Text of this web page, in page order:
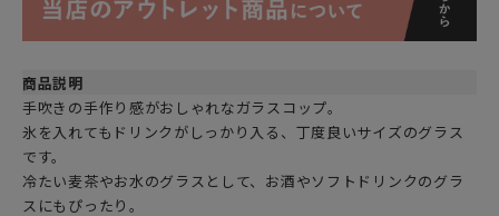
商品説明
手吹きの手作り感がおしゃれなガラスコップ。
氷を入れてもドリンクがしっかり入る、丁度良いサイズのグラス
です。
冷たい麦茶やお水のグラスとして、お酒やソフトドリンクのグラ
スにもぴったり。